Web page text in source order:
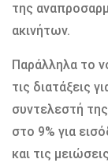
της
ακινήτων.
Παράλληλα το
τις διατάξεις
συντελεστή
στο 9% για
και τις